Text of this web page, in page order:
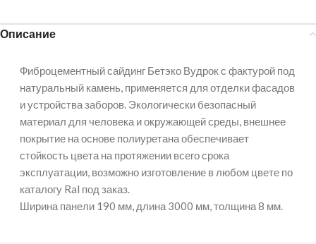
Описание
Фиброцементный сайдинг Бетэко Вудрок с фактурой под
натуральный камень, применяется для отделки фасадов
и устройства заборов. Экологически безопасный
материал для человека и окружающей среды, внешнее
покрытие на основе полиуретана обеспечивает
стойкость цвета на протяжении всего срока
эксплуатации, возможно изготовление в любом цвете по
каталогу Ral под заказ.
Ширина панели 190 мм, длина 3000 мм, толщина 8 мм.